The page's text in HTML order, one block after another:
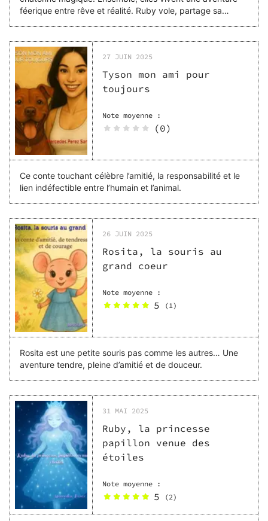
féerique entre rêve et réalité. Ruby vole, partage sa
27 JUIN 2025
Tyson mon ami pour
toujours
Note moyenne :
(0)
Ce conte touchant célèbre l’amitié, la responsabilité et le
lien indéfectible entre l’humain et l’animal.
26 JUIN 2025
Rosita, la souris au
grand coeur
Note moyenne :
5 (1 )
Rosita est une petite souris pas comme les autres… Une
aventure tendre, pleine d’amitié et de douceur.
31 MAI 2025
Ruby, la princesse
papillon venue des
étoiles
Note moyenne :
5 (2)